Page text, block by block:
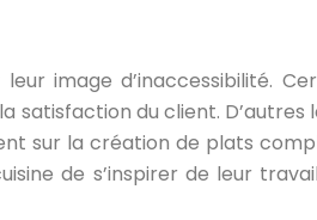
image d’inaccessibilité.
du client.
sur la création de plats
de s’inspirer de leur